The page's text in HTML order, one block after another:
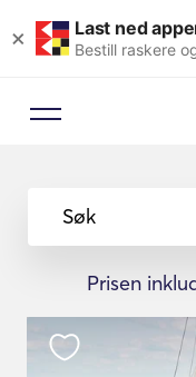
× Last ned
Bestill raskere
Søk
Prisen